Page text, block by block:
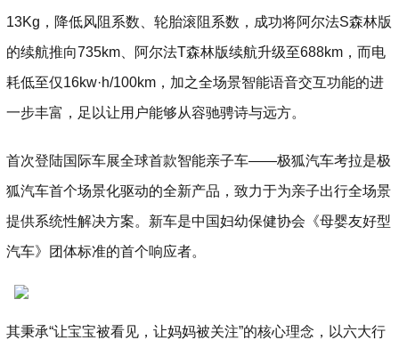
13Kg，降低风阻系数、轮胎滚阻系数，成功将阿尔法S森林版
的续航推向735km、阿尔法T森林版续航升级至688km，而电
耗低至仅16kw·h/100km，加之全场景智能语音交互功能的进
一步丰富，足以让用户能够从容驰骋诗与远方。
首次登陆国际车展全球首款智能亲子车——极狐汽车考拉是极
狐汽车首个场景化驱动的全新产品，致力于为亲子出行全场景
提供系统性解决方案。新车是中国妇幼保健协会《母婴友好型
汽车》团体标准的首个响应者。
其秉承“让宝宝被看见，让妈妈被关注”的核心理念，以六大行